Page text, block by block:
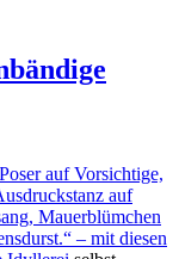
auf Vorsichtige,
auf
Mauerblümchen
– mit diesen